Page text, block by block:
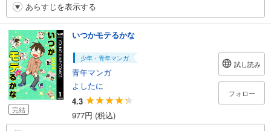
あらすじを表示する
完結
いつかモテるかな
少年・青年マンガ
青年マンガ
よしたに
4.3
977円 (税込)
試し読み
フォロー